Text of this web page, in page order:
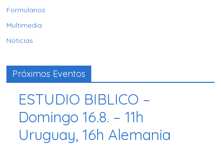
Formularios
Multimedia
Noticias
Próximos Eventos
ESTUDIO BIBLICO –
Domingo 16.8. – 11h
Uruguay, 16h Alemania